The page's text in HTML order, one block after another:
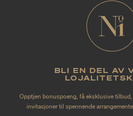
BLI EN DEL AV
Opptjen bonuspoeng, få eksklusive
invitasjoner til spennende